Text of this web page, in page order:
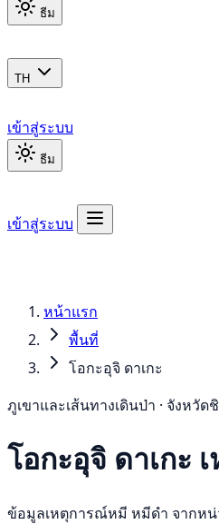
ธีม
TH
เข้าสู่ระบบ
ธีม
เข้าสู่ระบบ
หน้าแรก
พื้นที่
โอกะอุจิ ดาเกะ
ภูเขาและเส้นทางเดินป่า · จังหวัด
โอกะอุจิ ดาเกะ
ข้อมูลเหตุการณ์หมี หมีดำ จากหน่